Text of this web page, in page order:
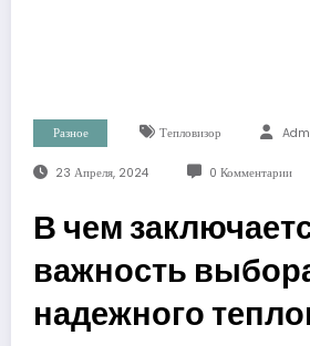
Разное Тепловизор
23 Апреля, 2024 0 Комментарии
В чем
важность
надежного